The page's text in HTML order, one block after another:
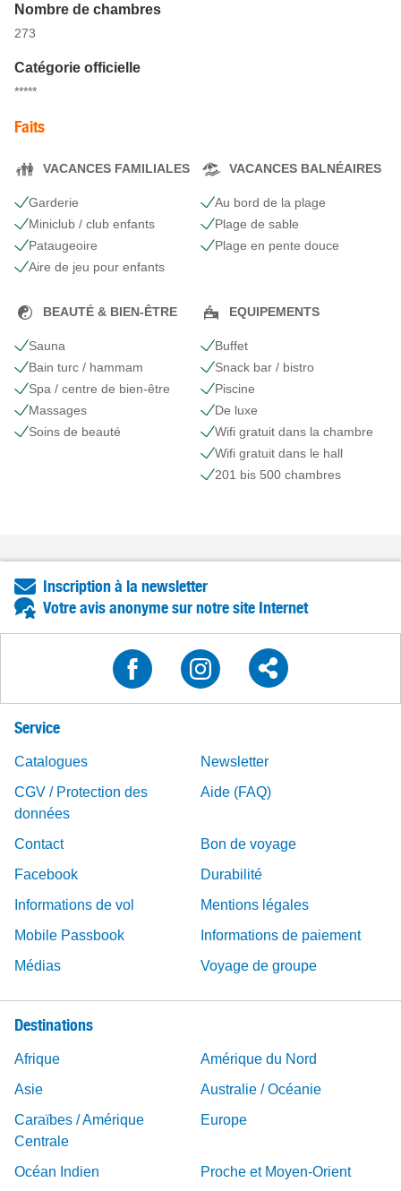
Nombre de chambres
273
Catégorie officielle
*****
Faits
VACANCES FAMILIALES
Garderie
Miniclub / club enfants
Pataugeoire
Aire de jeu pour enfants
VACANCES BALNÉAIRES
Au bord de la plage
Plage de sable
Plage en pente douce
BEAUTÉ & BIEN-ÊTRE
Sauna
Bain turc / hammam
Spa / centre de bien-être
Massages
Soins de beauté
EQUIPEMENTS
Buffet
Snack bar / bistro
Piscine
De luxe
Wifi gratuit dans la chambre
Wifi gratuit dans le hall
201 bis 500 chambres
Inscription à la newsletter
Votre avis anonyme sur notre site Internet
Service
Catalogues
Newsletter
CGV / Protection des
données
Aide (FAQ)
Contact
Bon de voyage
Facebook
Durabilité
Informations de vol
Mentions légales
Mobile Passbook
Informations de paiement
Médias
Voyage de groupe
Destinations
Afrique
Amérique du Nord
Asie
Australie / Océanie
Caraïbes / Amérique
Centrale
Europe
Océan Indien Proche et Moyen-Orient